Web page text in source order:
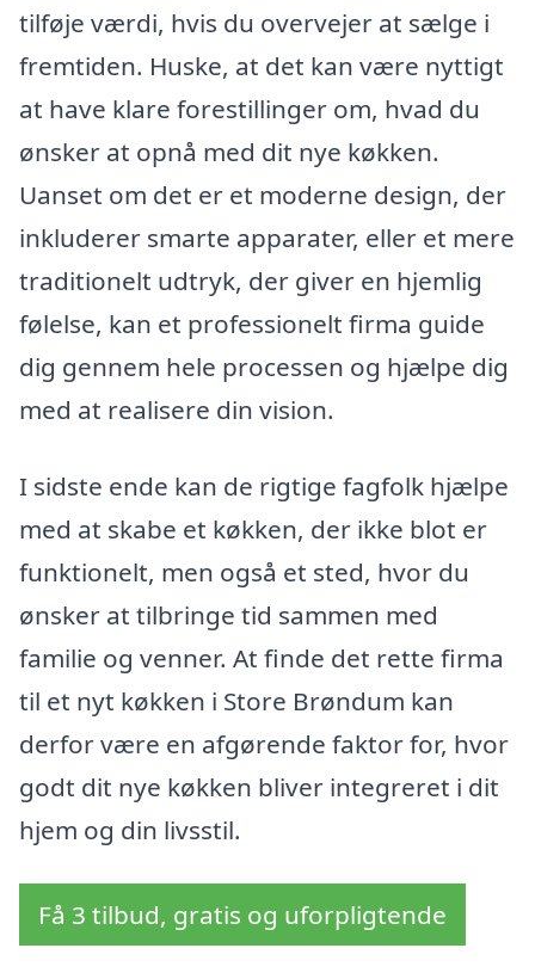
tilføje værdi, hvis du overvejer at sælge i
fremtiden. Huske, at det kan være nyttigt
at have klare forestillinger om, hvad du
ønsker at opnå med dit nye køkken.
Uanset om det er et moderne design, der
inkluderer smarte apparater, eller et mere
traditionelt udtryk, der giver en hjemlig
følelse, kan et professionelt firma guide
dig gennem hele processen og hjælpe dig
med at realisere din vision.
I sidste ende kan de rigtige fagfolk hjælpe
med at skabe et køkken, der ikke blot er
funktionelt, men også et sted, hvor du
ønsker at tilbringe tid sammen med
familie og venner. At finde det rette firma
til et nyt køkken i Store Brøndum kan
derfor være en afgørende faktor for, hvor
godt dit nye køkken bliver integreret i dit
hjem og din livsstil.
Få 3 tilbud, gratis og uforpligtende